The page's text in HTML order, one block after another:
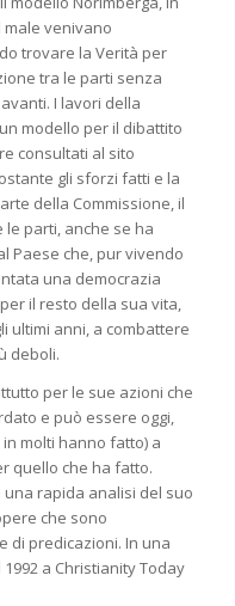
venivano
trovare la Verità per
tra le parti senza
I lavori della
modello per il dibattito
consultati al sito
gli sforzi fatti e la
della Commissione, il
parti, anche se ha
Paese che, pur vivendo
una democrazia
il resto della sua vita,
ultimi anni, a combattere
deboli.
per le sue azioni che
e può essere oggi,
molti hanno fatto) a
quello che ha fatto.
rapida analisi del suo
che sono
di predicazioni. In una
a Christianity Today